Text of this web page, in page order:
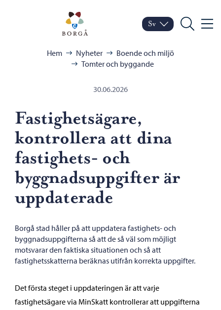
Porvoo – Gå till
Byt språk
Nuvarande språk:
Sv
Sök Meny
Hem Nyheter
Boende och miljö
Tomter och byggande
30.06.2026
Fastighetsägare,
kontrollera att dina
fastighets- och
byggnadsuppgifter är
uppdaterade
Borgå stad håller på att uppdatera fastighets- och
byggnadsuppgifterna så att de så väl som möjligt
motsvarar den faktiska situationen och så att
fastighetsskatterna beräknas utifrån korrekta uppgifter.
Det första steget i uppdateringen är att varje
fastighetsägare via MinSkatt kontrollerar att uppgifterna